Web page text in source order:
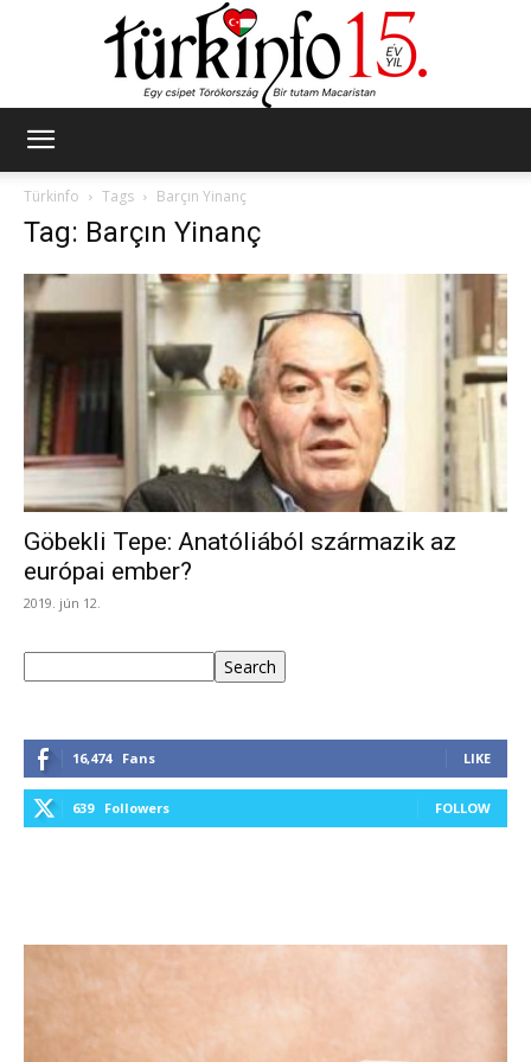
Türkinfo
Tags Barçın Yinanç
Tag: Barçın Yinanç
Göbekli Tepe: Anatóliából származik az
európai ember?
2019. jún 12.
Search
16,474 Fans LIKE
639 Followers FOLLOW